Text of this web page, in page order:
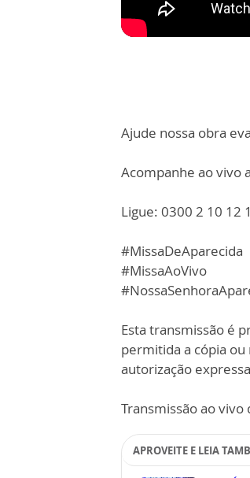
Ajude nossa obra
Acompanhe ao vivo
Ligue: 0300 2 10 12
#MissaDeAparecida
#MissaAoVivo
Esta transmissão é
permitida a cópia
autorização
Transmissão ao
APROVEITE E LEIA